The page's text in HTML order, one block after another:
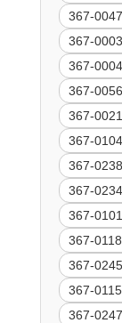
367-
367-
367-
367-
367-
367-
367-
367-
367-
367-
367-
367-
367-